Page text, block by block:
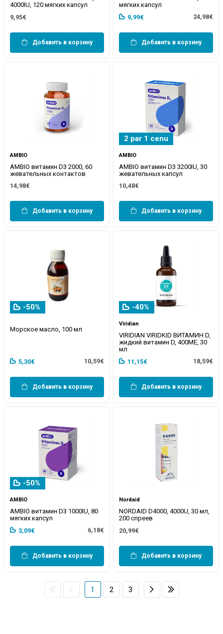
4000IU, 120 мягких капсул
9,95€
Добавить в корзину
мягких капсул
9,99€
24,98€
Добавить в корзину
AMBIO
AMBIO витамин D3 2000, 60
жевательных контактов
14,98€
Добавить в корзину
2 par 1 cenu
AMBIO
AMBIO витамин D3 3200IU, 30
жевательных капсул
10,48€
Добавить в корзину
-50%
Морское масло, 100 мл
5,30€ 10,59€
Добавить в корзину
-40%
Viridian
VIRIDIAN VIRIDKID ВИТАМИН D,
жидкий витамин D, 400МЕ, 30
мл
11,15€
18,59€
Добавить в корзину
-50%
AMBIO
AMBIO витамин D3 1000IU, 80
мягких капсул
3,09€
6,18€
Добавить в корзину
Nordaid
NORDAID D4000, 4000U, 30 мл,
200 спреев
20,99€
Добавить в корзину
1 2 3